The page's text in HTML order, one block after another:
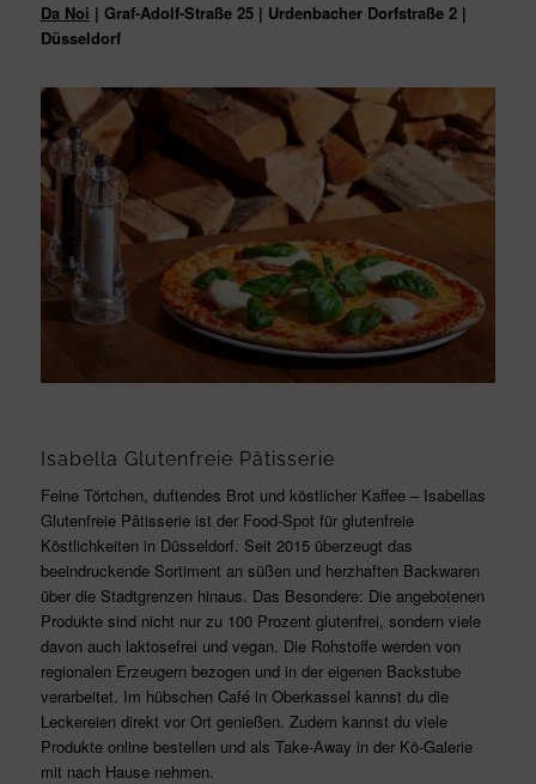
Da Noi | Graf-Adolf-Straße 25 | Urdenbacher Dorfstraße 2 |
Düsseldorf
Isabella Glutenfreie Pâtisserie
Feine Törtchen, duftendes Brot und köstlicher Kaffee – Isabellas
Glutenfreie Pâtisserie ist der Food-Spot für glutenfreie
Köstlichkeiten in Düsseldorf. Seit 2015 überzeugt das
beeindruckende Sortiment an süßen und herzhaften Backwaren
über die Stadtgrenzen hinaus. Das Besondere: Die angebotenen
Produkte sind nicht nur zu 100 Prozent glutenfrei, sondern viele
davon auch laktosefrei und vegan. Die Rohstoffe werden von
regionalen Erzeugern bezogen und in der eigenen Backstube
verarbeitet. Im hübschen Café in Oberkassel kannst du die
Leckereien direkt vor Ort genießen. Zudem kannst du viele
Produkte online bestellen und als Take-Away in der Kö-Galerie
mit nach Hause nehmen.